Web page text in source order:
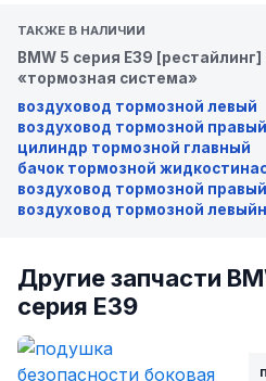
ТАКЖЕ В НАЛИЧИИ
BMW 5 серия E39 [рестайлинг]
«тормозная система»
воздуховод тормозной левый
воздуховод тормозной правый
цилиндр тормозной главный
бачок тормозной жидкости
воздуховод тормозной правый
воздуховод тормозной левый
Другие запчасти
серия E39